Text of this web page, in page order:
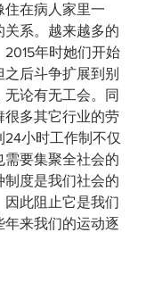
住在病人家里一
系。越来越多的
年时她们开始
后斗争扩展到别
论有无工会。同
很多其它行业的劳
小时工作制不仅
要集聚全社会的
制度是我们社会的
此阻止它是我们
年来我们的运动逐